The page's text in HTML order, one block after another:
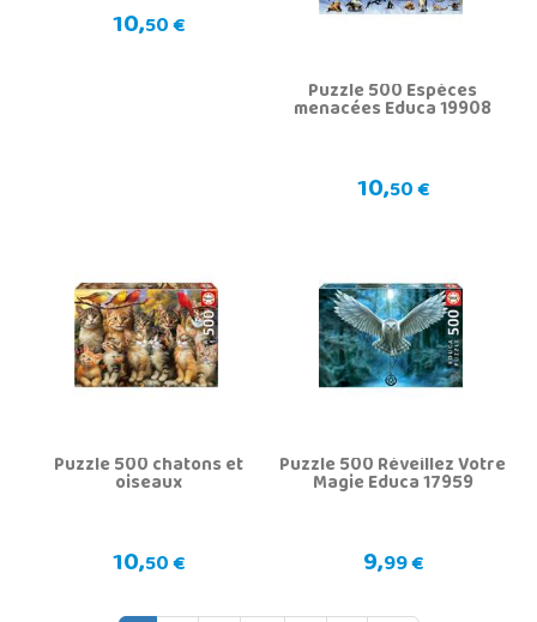
10,50 €
Puzzle 500 Espèces
menacées Educa 19908
10,50 €
Puzzle 500 chatons et
oiseaux
10,50 €
Puzzle 500 Réveillez Votre
Magie Educa 17959
9,99 €